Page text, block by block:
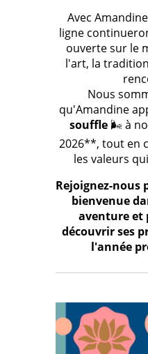
Avec
ligne
ouverte sur le
l'art, la
Nous
qu'Amandine
souffle🌬️ à
2026**, tout en
les valeurs
Rejoignez-nous
bienvenue
aventure et
découvrir ses
l'année